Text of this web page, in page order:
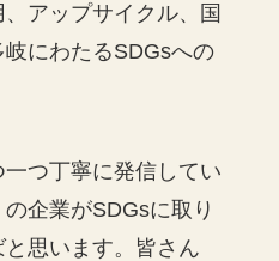
アップサイクル、国
にわたるSDGsへの
つ丁寧に発信してい
企業がSDGsに取り
思います。皆さん